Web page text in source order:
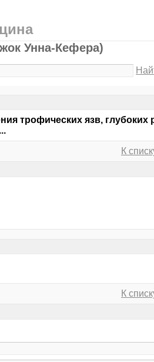
Унна-Кефера)
трофических язв, глубоких
К
К